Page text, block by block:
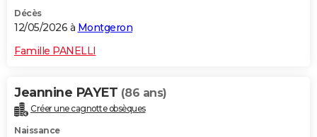
Décès
12/05/2026 à Montgeron
Famille PANELLI
Jeannine PAYET (86 ans)
Créer une cagnotte obsèques
Naissance